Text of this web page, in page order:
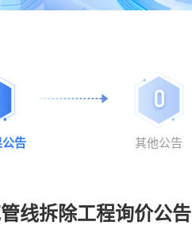
告
0
其他公告
线拆除工程询价公告